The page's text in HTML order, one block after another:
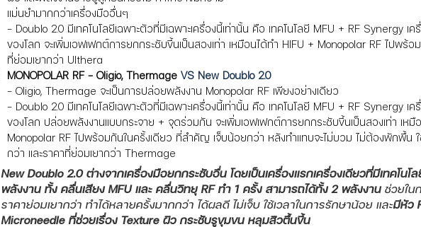
แม่นยำมากกว่าเครื่องมืออื่นๆ
- Doublo 2.0 มีเทคโนโลยีเฉพาะตัวที่มีเฉพาะเครื่องนี้เท่านั้น คือ เทคโนโลยี MFU + RF Synergy เค
ของโลก จะเพิ่มเอฟเฟกต์การยกกระชับขึ้นเป็นสองเท่า เหมือนได้ทำ HIFU + Monopolar RF ไปพร้อ
ที่ย่อมเยากว่า Ulthera
MONOPOLAR RF - Oligio, Thermage VS New Doublo 2.0
- Oligio, Thermage จะเป็นการปล่อยพลังงาน Monopolar RF เพียงอย่างเดียว
- Doublo 2.0 มีเทคโนโลยีเฉพาะตัวที่มีเฉพาะเครื่องนี้เท่านั้น คือ เทคโนโลยี MFU + RF Synergy เค
ของโลก ปล่อยพลังงานแบบกระจาย + จุดร่วมกัน จะเพิ่มเอฟเฟกต์การยกกระชับขึ้นเป็นสองเท่า เหมื
Monopolar RF ไปพร้อมกันในครั้งเดียว ที่สำคัญ เจ็บน้อยกว่า หลังทำแทบจะไม่บวม ไม่ต้องพักพื้น ใ
กว่า และราคาที่ย่อมเยากว่า Thermage
New Doublo 2.0 ต่างจากเครื่องมือยกกระชับอื่น โดยเป็นเครื่องแรกเครื่องเดียวที่มีเทคโนโ
พลังงาน ทั้ง คลื่นเสียง MFU และ คลื่นวิทยุ RF ทำ 1 ครั้ง สามารถได้ทั้ง 2 พลังงาน ช่วยใน
ราคาย่อมเยากว่า ทำได้หลายครั้งมากกว่า ได้ผลดี ไม่เจ็บ ใช้เวลาในการรักษาน้อย และมีหัว
Microneedle ที่ช่วยเรื่อง Texture ผิว กระชับรูขุมขน หลุมสิวตื้นขึ้น